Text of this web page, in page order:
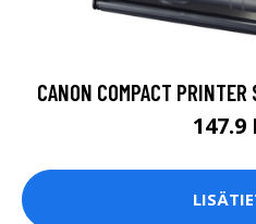
CANON COMPACT
147.9